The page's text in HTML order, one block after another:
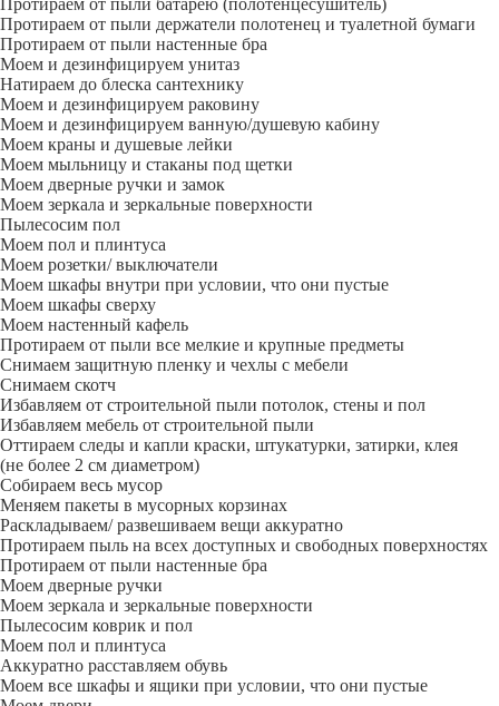
Протираем от пыли батарею (полотенцесушитель)
Протираем от пыли держатели полотенец и туалетной бумаги
Протираем от пыли настенные бра
Моем и дезинфицируем унитаз
Натираем до блеска сантехнику
Моем и дезинфицируем раковину
Моем и дезинфицируем ванную/душевую кабину
Моем краны и душевые лейки
Моем мыльницу и стаканы под щетки
Моем дверные ручки и замок
Моем зеркала и зеркальные поверхности
Пылесосим пол
Моем пол и плинтуса
Моем розетки/ выключатели
Моем шкафы внутри при условии, что они пустые
Моем шкафы сверху
Моем настенный кафель
Протираем от пыли все мелкие и крупные предметы
Снимаем защитную пленку и чехлы с мебели
Снимаем скотч
Избавляем от строительной пыли потолок, стены и пол
Избавляем мебель от строительной пыли
Оттираем следы и капли краски, штукатурки, затирки, клея
(не более 2 см диаметром)
Собираем весь мусор
Меняем пакеты в мусорных корзинах
Раскладываем/ развешиваем вещи аккуратно
Протираем пыль на всех доступных и свободных поверхностях
Протираем от пыли настенные бра
Моем дверные ручки
Моем зеркала и зеркальные поверхности
Пылесосим коврик и пол
Моем пол и плинтуса
Аккуратно расставляем обувь
Моем все шкафы и ящики при условии, что они пустые